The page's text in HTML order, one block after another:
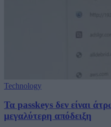
Technology
Τα passkeys δεν είναι
μεγαλύτερη απόδειξη